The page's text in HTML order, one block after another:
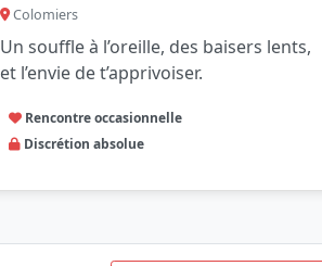
Colomiers
Un souffle à l’oreille, des baisers lents,
et l’envie de t’apprivoiser.
Rencontre occasionnelle
Discrétion absolue